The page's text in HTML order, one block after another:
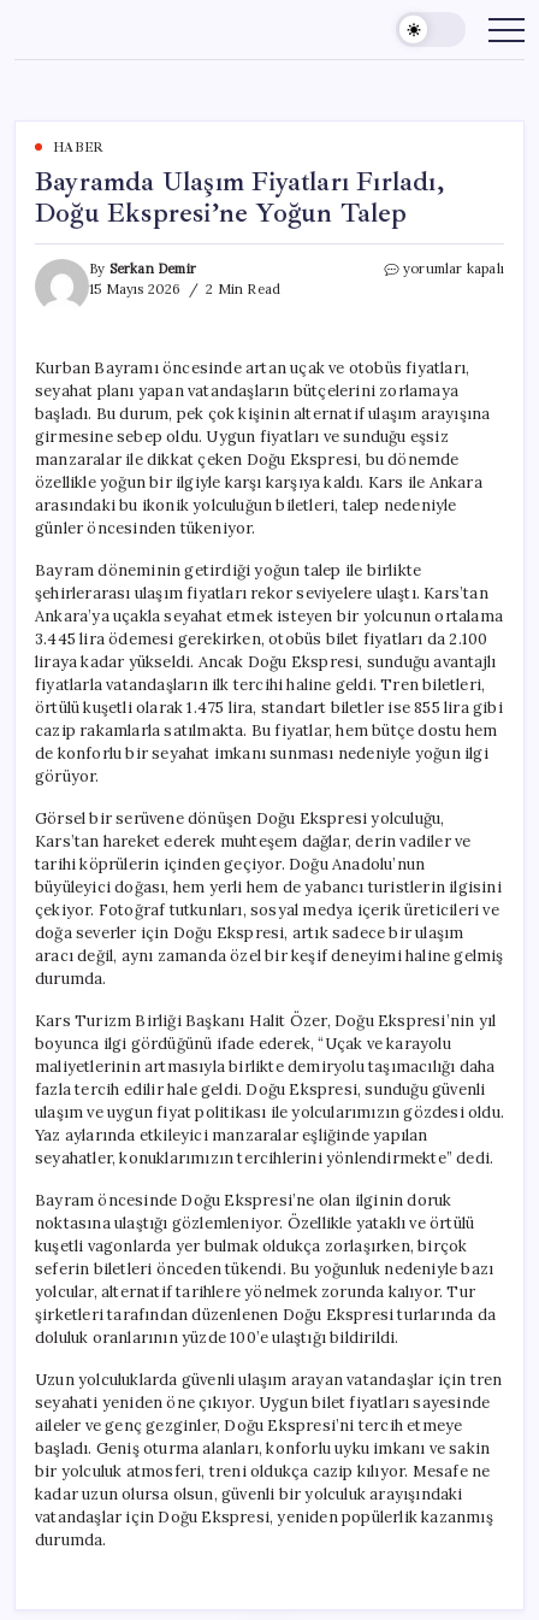
content
HABER
Bayramda Ulaşım Fiyatları Fırladı,
Doğu Ekspresi’ne Yoğun Talep
By Serkan Demir
15 Mayıs 2026
2 Min Read
Bayramda
Ekspresi’ne
Yoğun
Talep
için
yorumlar kapalı
Kurban Bayramı öncesinde artan uçak ve otobüs fiyatları,
seyahat planı yapan vatandaşların bütçelerini zorlamaya
başladı. Bu durum, pek çok kişinin alternatif ulaşım arayışına
girmesine sebep oldu. Uygun fiyatları ve sunduğu eşsiz
manzaralar ile dikkat çeken Doğu Ekspresi, bu dönemde
özellikle yoğun bir ilgiyle karşı karşıya kaldı. Kars ile Ankara
arasındaki bu ikonik yolculuğun biletleri, talep nedeniyle
günler öncesinden tükeniyor.
Bayram döneminin getirdiği yoğun talep ile birlikte
şehirlerarası ulaşım fiyatları rekor seviyelere ulaştı. Kars’tan
Ankara’ya uçakla seyahat etmek isteyen bir yolcunun ortalama
3.445 lira ödemesi gerekirken, otobüs bilet fiyatları da 2.100
liraya kadar yükseldi. Ancak Doğu Ekspresi, sunduğu avantajlı
fiyatlarla vatandaşların ilk tercihi haline geldi. Tren biletleri,
örtülü kuşetli olarak 1.475 lira, standart biletler ise 855 lira gibi
cazip rakamlarla satılmakta. Bu fiyatlar, hem bütçe dostu hem
de konforlu bir seyahat imkanı sunması nedeniyle yoğun ilgi
görüyor.
Görsel bir serüvene dönüşen Doğu Ekspresi yolculuğu,
Kars’tan hareket ederek muhteşem dağlar, derin vadiler ve
tarihi köprülerin içinden geçiyor. Doğu Anadolu’nun
büyüleyici doğası, hem yerli hem de yabancı turistlerin ilgisini
çekiyor. Fotoğraf tutkunları, sosyal medya içerik üreticileri ve
doğa severler için Doğu Ekspresi, artık sadece bir ulaşım
aracı değil, aynı zamanda özel bir keşif deneyimi haline gelmiş
durumda.
Kars Turizm Birliği Başkanı Halit Özer, Doğu Ekspresi’nin yıl
boyunca ilgi gördüğünü ifade ederek, “Uçak ve karayolu
maliyetlerinin artmasıyla birlikte demiryolu taşımacılığı daha
fazla tercih edilir hale geldi. Doğu Ekspresi, sunduğu güvenli
ulaşım ve uygun fiyat politikası ile yolcularımızın gözdesi oldu.
Yaz aylarında etkileyici manzaralar eşliğinde yapılan
seyahatler, konuklarımızın tercihlerini yönlendirmekte” dedi.
Bayram öncesinde Doğu Ekspresi’ne olan ilginin doruk
noktasına ulaştığı gözlemleniyor. Özellikle yataklı ve örtülü
kuşetli vagonlarda yer bulmak oldukça zorlaşırken, birçok
seferin biletleri önceden tükendi. Bu yoğunluk nedeniyle bazı
yolcular, alternatif tarihlere yönelmek zorunda kalıyor. Tur
şirketleri tarafından düzenlenen Doğu Ekspresi turlarında da
doluluk oranlarının yüzde 100’e ulaştığı bildirildi.
Uzun yolculuklarda güvenli ulaşım arayan vatandaşlar için tren
seyahati yeniden öne çıkıyor. Uygun bilet fiyatları sayesinde
aileler ve genç gezginler, Doğu Ekspresi’ni tercih etmeye
başladı. Geniş oturma alanları, konforlu uyku imkanı ve sakin
bir yolculuk atmosferi, treni oldukça cazip kılıyor. Mesafe ne
kadar uzun olursa olsun, güvenli bir yolculuk arayışındaki
vatandaşlar için Doğu Ekspresi, yeniden popülerlik kazanmış
durumda.